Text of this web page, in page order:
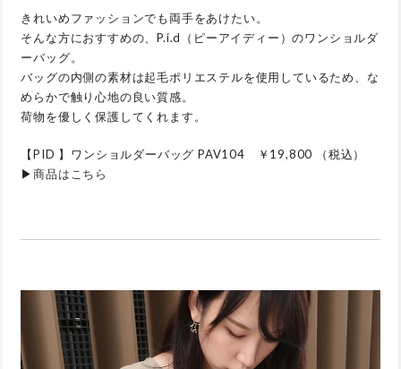
きれいめファッションでも両手をあけたい。
そんな方におすすめの、P.i.d（ピーアイディー）のワンショルダ
ーバッグ。
バッグの内側の素材は起毛ポリエステルを使用しているため、な
めらかで触り心地の良い質感。
荷物を優しく保護してくれます。
【PID 】ワンショルダーバッグ PAV104 ￥19,800 （税込）
▶商品はこちら